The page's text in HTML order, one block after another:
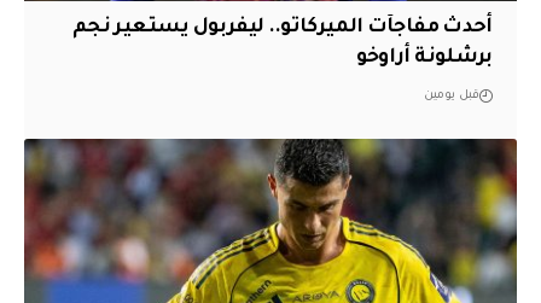
أحدث مفاجآت الميركاتو.. ليفربول يستعير نجم
برشلونة أراوخو
قبل يومين